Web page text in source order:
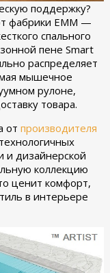
поддержку?
фабрики EMM —
спального
пене Smart
распределяет
мышечное
рулоне,
товара.
отпроизводителя
и дизайнерской
коллекцию
ценит комфорт,
в интерьере